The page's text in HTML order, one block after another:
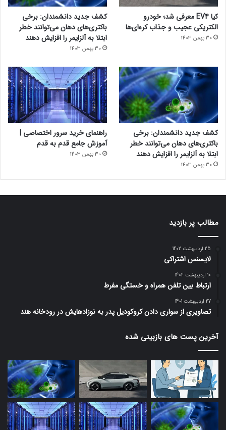
کیا EV4 معرفی شد؛ خودرو
الکتریکی عجیب و جذاب کره‌ای‌ها
30 بهمن 1403
کشف جدید دانشمندان: برخی
باکتری‌های دهان می‌توانند خطر
ابتلا به آلزایمر را افزایش دهند
30 بهمن 1403
کشف جدید دانشمندان: برخی
باکتری‌های دهان می‌توانند خطر
ابتلا به آلزایمر را افزایش دهند
30 بهمن 1403
راهنمای خرید سرور اختصاصی |
آموزش جامع قدم به قدم
30 بهمن 1403
مطالب پر بازدید
25 اردیبهشت 1402
لایسنس اشتراکی
10 اردیبهشت 1402
ارتباط بین تلفن همراه و خستگی مفرط
27 اردیبهشت 1401
تصاویری از سواری دادن کروکودیل پدر به نوزادهایش در رودخانه هند
آخرین پست های بازبینی شده